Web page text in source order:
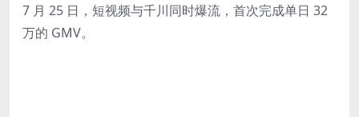
7 月 25 日，短视频与千川同时爆流，首次完成单日 32
万的 GMV。